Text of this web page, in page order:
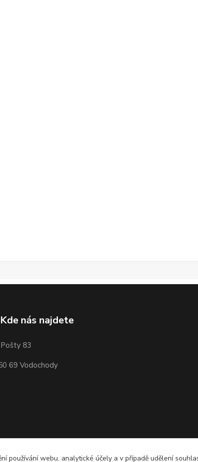
Kde nás najdete
83
69 Vodochody
používání webu, analytické účely a v případě udělení